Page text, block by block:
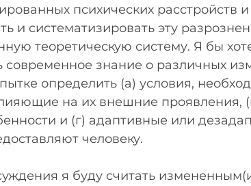
психических расстройств и
и систематизировать эту
теоретическую систему. Я бы
современное знание о различных
определить (а) условия,
на их внешние проявления,
и (г) адаптивные или
человеку.
я буду считать